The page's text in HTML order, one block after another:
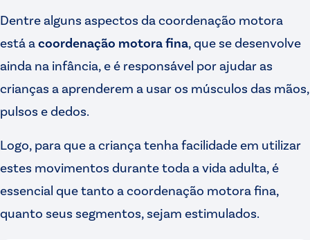
Dentre alguns aspectos da coordenação motora
está a coordenação motora fina , que se desenvolve
ainda na infância, e é responsável por ajudar as
crianças a aprenderem a usar os músculos das mãos,
pulsos e dedos.
Logo, para que a criança tenha facilidade em utilizar
estes movimentos durante toda a vida adulta, é
essencial que tanto a coordenação motora fina,
quanto seus segmentos, sejam estimulados.